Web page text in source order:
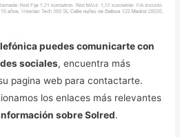
puedes comunicarte con
sociales, encuentra más
pagina web para contactarte.
los enlaces más relevantes
sobre Solred.